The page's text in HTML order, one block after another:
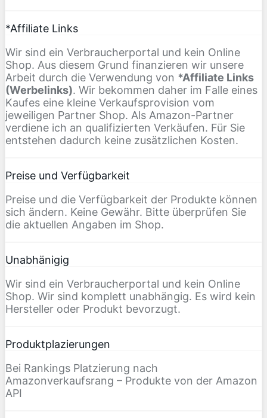
*Affiliate Links
Wir sind ein Verbraucherportal und kein Online
Shop. Aus diesem Grund finanzieren wir unsere
Arbeit durch die Verwendung von *Affiliate Links
(Werbelinks). Wir bekommen daher im Falle eines
Kaufes eine kleine Verkaufsprovision vom
jeweiligen Partner Shop. Als Amazon-Partner
verdiene ich an qualifizierten Verkäufen. Für Sie
entstehen dadurch keine zusätzlichen Kosten.
Preise und Verfügbarkeit
Preise und die Verfügbarkeit der Produkte können
sich ändern. Keine Gewähr. Bitte überprüfen Sie
die aktuellen Angaben im Shop.
Unabhänigig
Wir sind ein Verbraucherportal und kein Online
Shop. Wir sind komplett unabhängig. Es wird kein
Hersteller oder Produkt bevorzugt.
Produktplazierungen
Bei Rankings Platzierung nach
Amazonverkaufsrang – Produkte von der Amazon
API